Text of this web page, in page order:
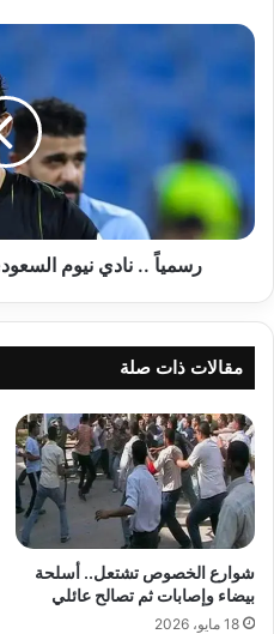
رسمياً
نادي
السعودي
ضم
أحمد
حجازي
رسمياً .. نادي نيوم
مقالات ذات صلة
شوارع الخصوص تشتعل.. أسلحة
بيضاء وإصابات ثم تصالح عائلي
18 مايو، 2026